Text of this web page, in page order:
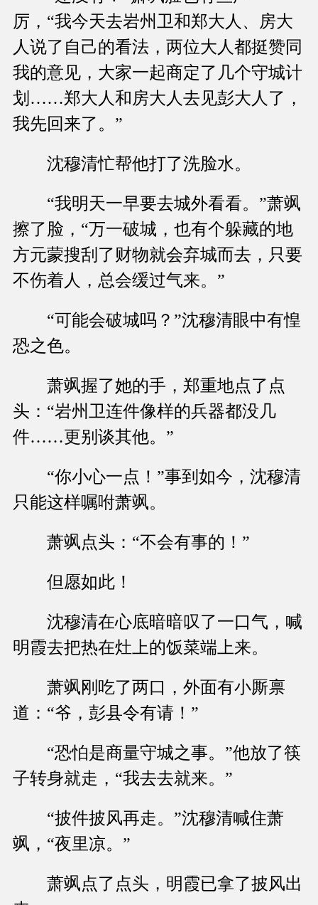
厉，“我今天去岩州卫和郑大人、房大
人说了自己的看法，两位大人都挺赞同
我的意见，大家一起商定了几个守城计
划……郑大人和房大人去见彭大人了，
我先回来了。”
沈穆清忙帮他打了洗脸水。
“我明天一早要去城外看看。”萧飒
擦了脸，“万一破城，也有个躲藏的地
方元蒙搜刮了财物就会弃城而去，只要
不伤着人，总会缓过气来。”
“可能会破城吗？”沈穆清眼中有惶
恐之色。
萧飒握了她的手，郑重地点了点
头：“岩州卫连件像样的兵器都没几
件……更别谈其他。”
“你小心一点！”事到如今，沈穆清
只能这样嘱咐萧飒。
萧飒点头：“不会有事的！”
但愿如此！
沈穆清在心底暗暗叹了一口气，喊
明霞去把热在灶上的饭菜端上来。
萧飒刚吃了两口，外面有小厮禀
道：“爷，彭县令有请！”
“恐怕是商量守城之事。”他放了筷
子转身就走，“我去去就来。”
“披件披风再走。”沈穆清喊住萧
飒，“夜里凉。”
萧飒点了点头，明霞已拿了披风出